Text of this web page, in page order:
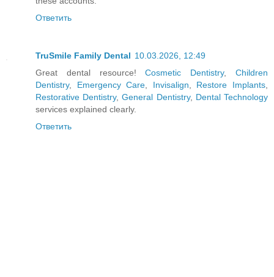
Ответить
TruSmile Family Dental 10.03.2026, 12:49
Great dental resource!Cosmetic Dentistry,Children
Dentistry, Emergency Care Invisalign Restore Implants
Restorative Dentistry,General Dentistry, Dental Technology
services explained clearly.
Ответить